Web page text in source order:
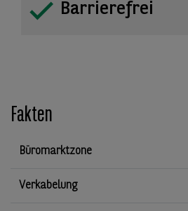
Barrierefrei
Fakten
Büromarktzone
Verkabelung